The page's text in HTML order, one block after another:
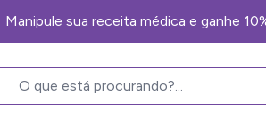
Manipule sua receita médica e ganhe